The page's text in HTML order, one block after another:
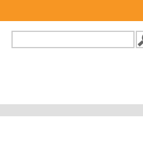
FORMULAIRE DE